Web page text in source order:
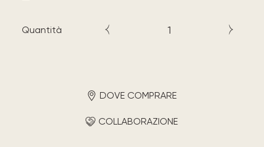
Quantità
DOVE COMPRARE
COLLABORAZIONE